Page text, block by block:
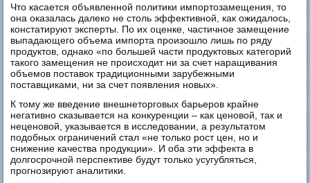
Что касается объявленной политики импортозамещения, то
она оказалась далеко не столь эффективной, как ожидалось,
констатируют эксперты. По их оценке, частичное замещение
выпадающего объема импорта произошло лишь по ряду
продуктов, однако «по большей части продуктовых категорий
такого замещения не происходит ни за счет наращивания
объемов поставок традиционными зарубежными
поставщиками, ни за счет появления новых».
К тому же введение внешнеторговых барьеров крайне
негативно сказывается на конкуренции – как ценовой, так и
неценовой, указывается в исследовании, а результатом
подобных ограничений стал «не только рост цен, но и
снижение качества продукции». И оба эти эффекта в
долгосрочной перспективе будут только усугубляться,
прогнозируют аналитики.